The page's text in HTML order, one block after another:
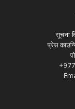
सूचना
प्रेस